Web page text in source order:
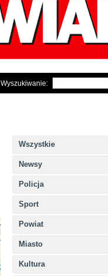
Wyszukiwanie:
Wszystkie
Newsy
Policja
Sport
Powiat
Miasto
Kultura